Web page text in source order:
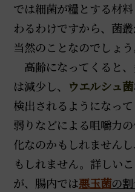
では細菌が糧とする材
わるわけですから、菌
当然のことなのでしょう
高齢になってくると
は減少し、
ウエルシュ菌
検出されるようになっ
弱りなどによる咀嚼力
化なのかもしれません
もしれません。詳しい
が、腸内では悪玉菌の割